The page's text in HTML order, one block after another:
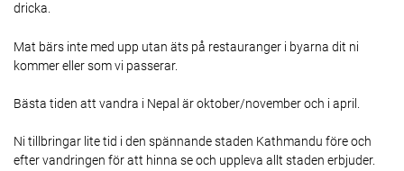
dricka.
Mat bärs inte med upp utan äts på restauranger i byarna dit ni
kommer eller som vi passerar.
Bästa tiden att vandra i Nepal är oktober/november och i april.
Ni tillbringar lite tid i den spännande staden Kathmandu före och
efter vandringen för att hinna se och uppleva allt staden erbjuder.